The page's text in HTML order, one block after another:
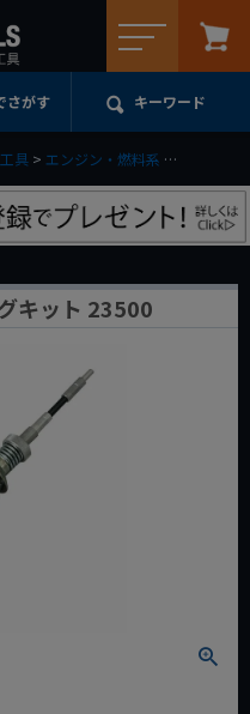
さがす キーワード
具 エンジン・燃料系
キット 23500